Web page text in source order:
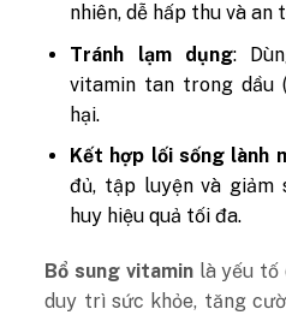
nhiên, dễ hấp thu và an
Tránh lạm dụng:
vitamin tan trong dầu
hại.
Kết hợp lối sống lành
đủ, tập luyện và giảm
huy hiệu quả tối đa.
Bổ sung vitaminlà yếu tố
duy trì sức khỏe, tăng